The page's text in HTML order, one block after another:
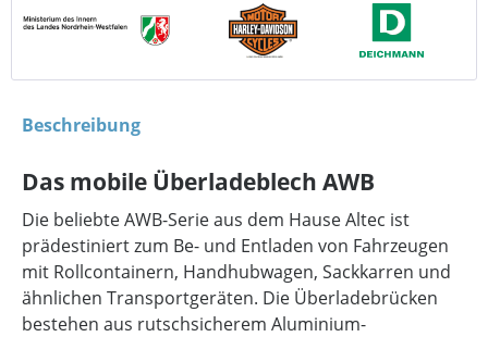
Beschreibung
Das mobile Überladeblech AWB
Die beliebte AWB-Serie aus dem Hause Altec ist
prädestiniert zum Be- und Entladen von Fahrzeugen
mit Rollcontainern, Handhubwagen, Sackkarren und
ähnlichen Transportgeräten. Die Überladebrücken
bestehen aus rutschsicherem Aluminium-